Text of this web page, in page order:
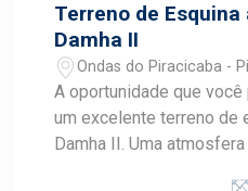
Terreno de
Damha II
Ondas do Piracicaba -
A oportunidade que você
um excelente terreno de
Damha II. Uma atmosfera envolta de conforto e